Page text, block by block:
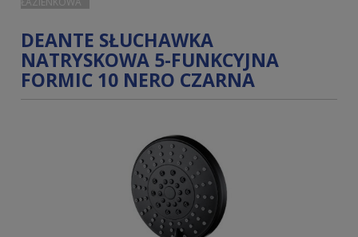
DEANTE SŁUCHAWKA
NATRYSKOWA 5-FUNKCYJNA
FORMIC 10 NERO CZARNA